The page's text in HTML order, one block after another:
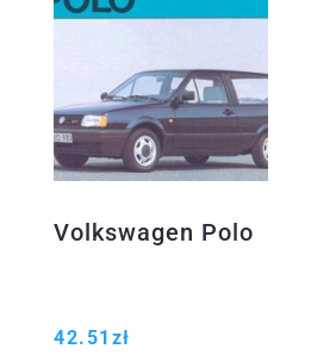
Volkswagen Polo
42.51 zł